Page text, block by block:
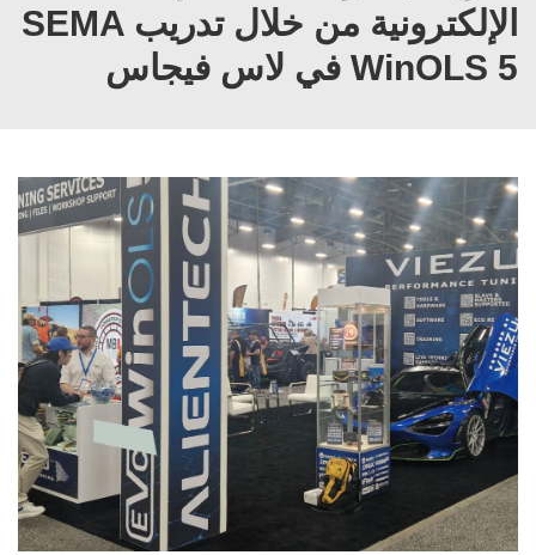
الإلكترونية من خلال تدريب SEMA
WinOLS 5 في لاس فيجاس